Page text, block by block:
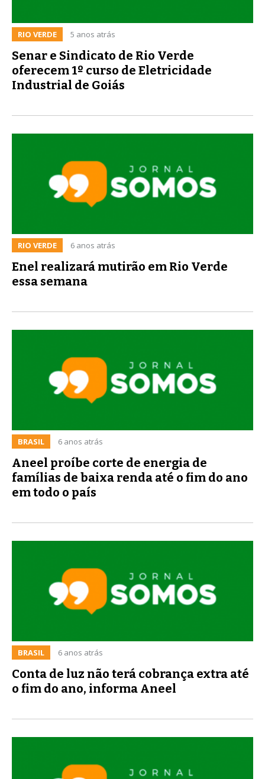
RIO VERDE 5 anos atrás
Senar e Sindicato de Rio Verde
oferecem 1º curso de Eletricidade
Industrial de Goiás
RIO VERDE 6 anos atrás
Enel realizará mutirão em Rio Verde
essa semana
BRASIL 6 anos atrás
Aneel proíbe corte de energia de
famílias de baixa renda até o fim do ano
em todo o país
BRASIL 6 anos atrás
Conta de luz não terá cobrança extra até
o fim do ano, informa Aneel